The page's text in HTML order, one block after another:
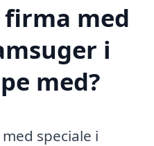
med
i
med?
speciale i